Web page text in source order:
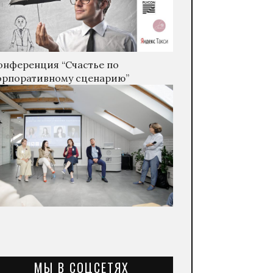
“Счастье по
сценарию”
МЫ В СОЦСЕТЯХ